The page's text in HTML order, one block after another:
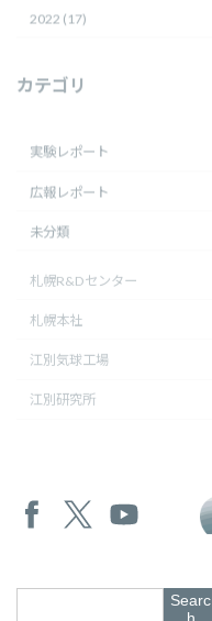
札幌本社
江別気球工場
江別研究所
Searc
h